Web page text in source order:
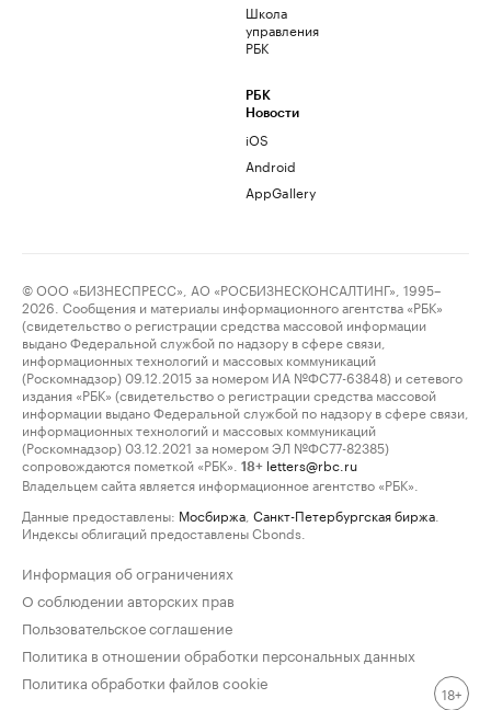
Школа
управления
РБК
РБК
Новости
iOS
Android
AppGallery
© ООО «БИЗНЕСПРЕСС», АО «РОСБИЗНЕСКОНСАЛТИНГ», 1995–
2026. Сообщения и материалы информационного агентства «РБК»
(свидетельство о регистрации средства массовой информации
выдано Федеральной службой по надзору в сфере связи,
информационных технологий и массовых коммуникаций
(Роскомнадзор) 09.12.2015 за номером ИА №ФС77-63848) и сетевого
издания «РБК» (свидетельство о регистрации средства массовой
информации выдано Федеральной службой по надзору в сфере связи,
информационных технологий и массовых коммуникаций
(Роскомнадзор) 03.12.2021 за номером ЭЛ №ФС77-82385)
сопровождаются пометкой «РБК».
18+ letters@rbc.ru
Владельцем сайта является информационное агентство «РБК».
Данные предоставлены: Мосбиржа Санкт-Петербургская биржа
Индексы облигаций предоставлены Cbonds.
Информация об ограничениях
О соблюдении авторских прав
Пользовательское соглашение
Политика в отношении обработки персональных данных
Политика обработки файлов cookie
18+